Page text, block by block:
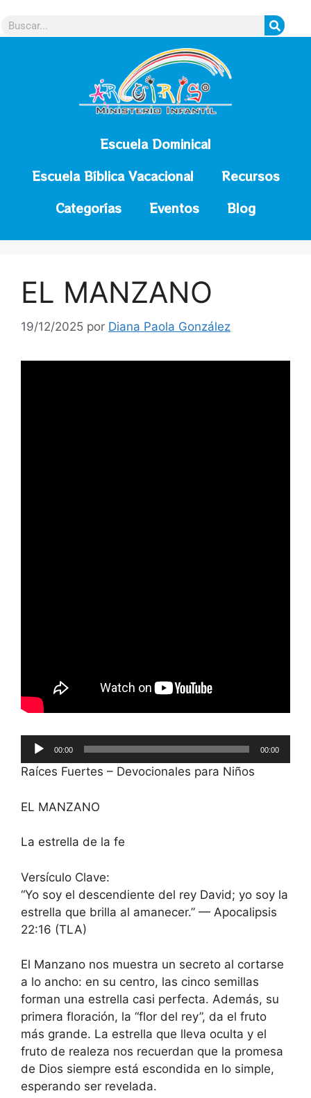
Escuela Dominical
Escuela Bíblica Vacacional
Recursos
Categorías
Eventos Blog
EL MANZANO
19/12/2025 por Diana Paola González
Reproductor
de
audio
00:00 00:00
Raíces Fuertes – Devocionales para Niños
EL MANZANO
La estrella de la fe
Versículo Clave:
“Yo soy el descendiente del rey David; yo soy la
estrella que brilla al amanecer.” — Apocalipsis
22:16 (TLA)
El Manzano nos muestra un secreto al cortarse
a lo ancho: en su centro, las cinco semillas
forman una estrella casi perfecta. Además, su
primera floración, la “flor del rey”, da el fruto
más grande. La estrella que lleva oculta y el
fruto de realeza nos recuerdan que la promesa
de Dios siempre está escondida en lo simple,
esperando ser revelada.